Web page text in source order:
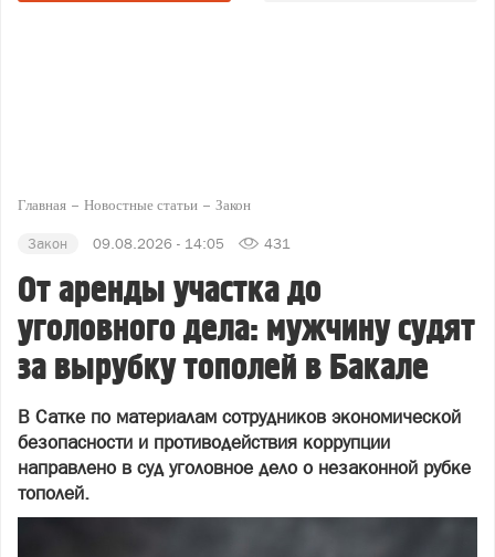
Главная Новостные статьи Закон
Закон 09.08.2026 - 14:05 431
От аренды участка до
уголовного дела: мужчину судят
за вырубку тополей в Бакале
В Сатке по материалам сотрудников экономической
безопасности и противодействия коррупции
направлено в суд уголовное дело о незаконной рубке
тополей.